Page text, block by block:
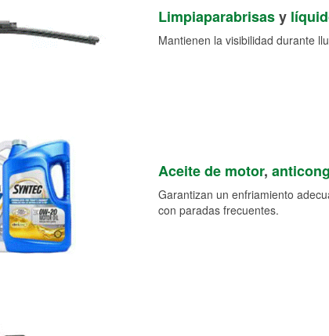
Limpiaparabrisasy
Mantienen la visibilidad durante
Aceite de motor,
Garantizan un enfriamiento
con paradas frecuentes.